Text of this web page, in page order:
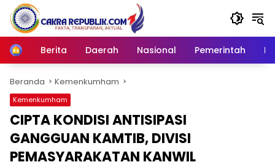
Langsung
konten
Home
Berita Daerah Nasional Pemerintah
Beranda Kemenkumham
Kemenkumham
CIPTA KONDISI ANTISIPASI
GANGGUAN KAMTIB, DIVISI
PEMASYARAKATAN KANWIL